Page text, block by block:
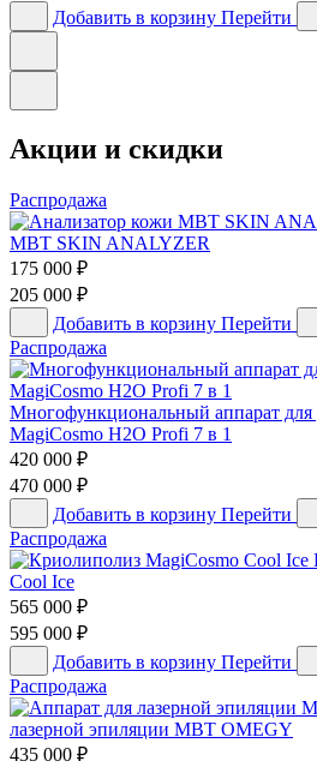
Добавить в корзину Перейти
Акции и скидки
Распродажа
MBT SKIN ANALYZER
175 000 ₽
205 000 ₽
Добавить в корзину Перейти
Распродажа
Многофункциональный аппарат для
MagiCosmo H2O Profi 7 в 1
420 000 ₽
470 000 ₽
Добавить в корзину Перейти
Распродажа
Cool Ice
565 000 ₽
595 000 ₽
Добавить в корзину Перейти
Распродажа
лазерной эпиляции MBT OMEGY
435 000 ₽